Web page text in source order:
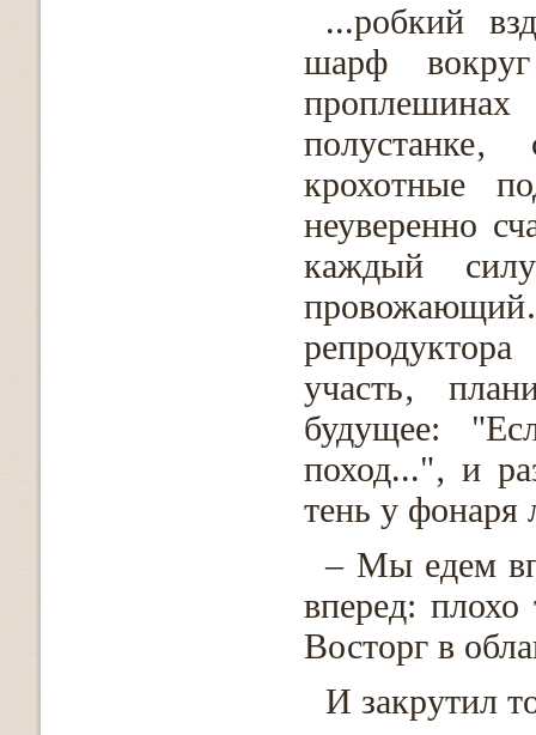
...робкий
шарф
крохотные
неуверенно
каждый
участь‚
будущее:
поход..."‚ и
тень у
– Мы едем
вперед:
Восторг в
И закрутил